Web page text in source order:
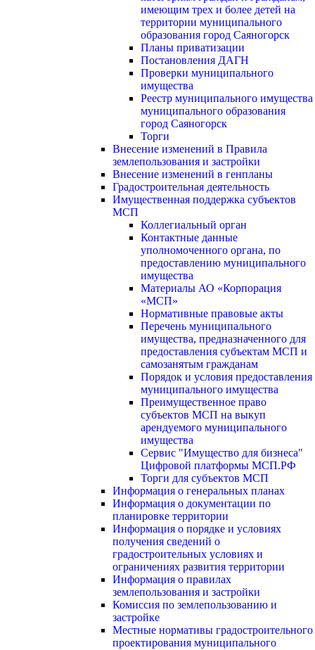
имеющим трех и более детей на
территории муниципального
образования город Саяногорск
Планы приватизации
Постановления ДАГН
Проверки муниципального
имущества
Реестр муниципального имущества
муниципального образования
город Саяногорск
Торги
Внесение изменений в Правила
землепользования и застройки
Внесение изменений в генпланы
Градостроительная деятельность
Имущественная поддержка субъектов
МСП
Коллегиальный орган
Контактные данные
уполномоченного органа, по
предоставлению муниципального
имущества
Материалы АО «Корпорация
«МСП»
Нормативные правовые акты
Перечень муниципального
имущества, предназначенного для
предоставления субъектам МСП и
самозанятым гражданам
Порядок и условия предоставления
муниципального имущества
Преимущественное право
субъектов МСП на выкуп
арендуемого муниципального
имущества
Сервис "Имущество для бизнеса"
Цифровой платформы МСП.РФ
Торги для субъектов МСП
Информация о генеральных планах
Информация о документации по
планировке территории
Информация о порядке и условиях
получения сведений о
градостроительных условиях и
ограничениях развития территории
Информация о правилах
землепользования и застройки
Комиссия по землепользованию и
застройке
Местные нормативы градостроительного
проектирования муниципального